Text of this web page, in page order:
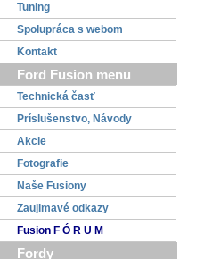
Tuning
Spolupráca s webom
Kontakt
Ford Fusion menu
Technická časť
Príslušenstvo, Návody
Akcie
Fotografie
Naše Fusiony
Zaujimavé odkazy
Fusion F Ó R U M
Fordy